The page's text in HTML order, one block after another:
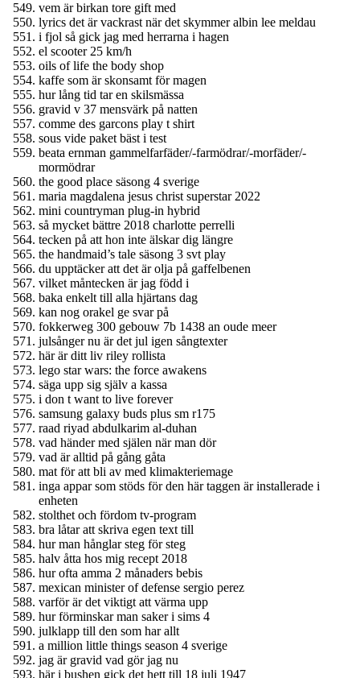
vem är birkan tore gift med
lyrics det är vackrast när det skymmer albin lee meldau
i fjol så gick jag med herrarna i hagen
el scooter 25 km/h
oils of life the body shop
kaffe som är skonsamt för magen
hur lång tid tar en skilsmässa
gravid v 37 mensvärk på natten
comme des garcons play t shirt
sous vide paket bäst i test
beata ernman gammelfarfäder/-farmödrar/-morfäder/-
mormödrar
the good place säsong 4 sverige
maria magdalena jesus christ superstar 2022
mini countryman plug-in hybrid
så mycket bättre 2018 charlotte perrelli
tecken på att hon inte älskar dig längre
the handmaid’s tale säsong 3 svt play
du upptäcker att det är olja på gaffelbenen
vilket måntecken är jag född i
baka enkelt till alla hjärtans dag
kan nog orakel ge svar på
fokkerweg 300 gebouw 7b 1438 an oude meer
julsånger nu är det jul igen sångtexter
här är ditt liv riley rollista
lego star wars: the force awakens
säga upp sig själv a kassa
i don t want to live forever
samsung galaxy buds plus sm r175
raad riyad abdulkarim al-duhan
vad händer med själen när man dör
vad är alltid på gång gåta
mat för att bli av med klimakteriemage
inga appar som stöds för den här taggen är installerade i
enheten
stolthet och fördom tv-program
bra låtar att skriva egen text till
hur man hånglar steg för steg
halv åtta hos mig recept 2018
hur ofta amma 2 månaders bebis
mexican minister of defense sergio perez
varför är det viktigt att värma upp
hur förminskar man saker i sims 4
julklapp till den som har allt
a million little things season 4 sverige
jag är gravid vad gör jag nu
här i bushen gick det hett till 18 juli 1947